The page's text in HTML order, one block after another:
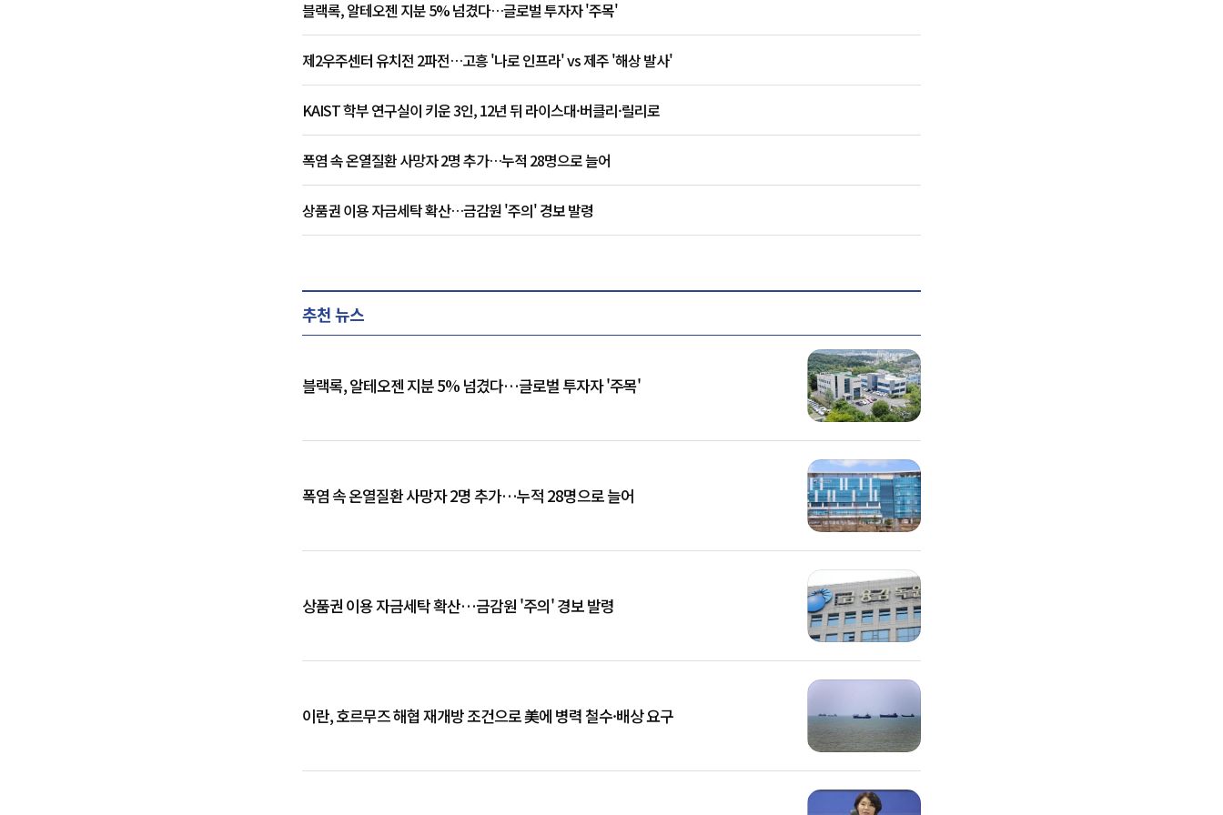
블랙록, 알테오젠 지분 5% 넘겼다…글로벌 투자자 '주목'
제2우주센터 유치전 2파전…고흥 '나로 인프라' vs 제주 '해상 발사'
KAIST 학부 연구실이 키운 3인, 12년 뒤 라이스대·버클리·릴리로
폭염 속 온열질환 사망자 2명 추가…누적 28명으로 늘어
상품권 이용 자금세탁 확산…금감원 '주의' 경보 발령
추천 뉴스
블랙록, 알테오젠 지분 5% 넘겼다…글로벌 투자자 '주목'
폭염 속 온열질환 사망자 2명 추가…누적 28명으로 늘어
상품권 이용 자금세탁 확산…금감원 '주의' 경보 발령
이란, 호르무즈 해협 재개방 조건으로 美에 병력 철수·배상 요구